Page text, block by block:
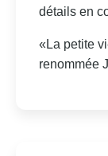
détails en
«La petite
renommée